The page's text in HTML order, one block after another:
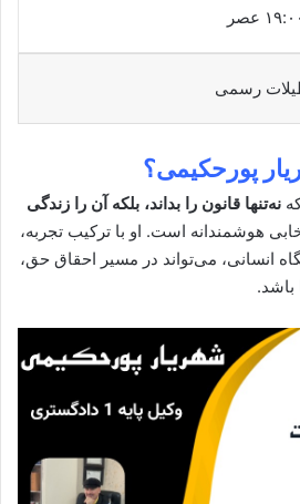
رسمی
پورحکیمی؟
نه‌تنها قانون را بداند، بلکه آن را زندگی
هوشمندانه است. او با ترکیب تجربه،
انسانی، می‌تواند در مسیر احقاق حق،